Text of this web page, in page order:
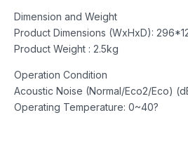
Dimension and Weight
Product Dimensions (WxHxD):
Product Weight : 2.5kg
Operation Condition
Acoustic Noise (Normal/Eco2/Eco)
Operating Temperature: 0~40?